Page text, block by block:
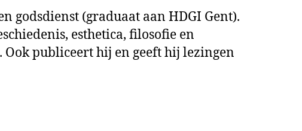
godsdienst (graduaat aan HDGI Gent).
esthetica, filosofie en
publiceert hij en geeft hij lezingen